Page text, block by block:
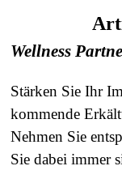
Wellness
Stärken Sie Ihr
kommende
Nehmen Sie
Sie dabei immer